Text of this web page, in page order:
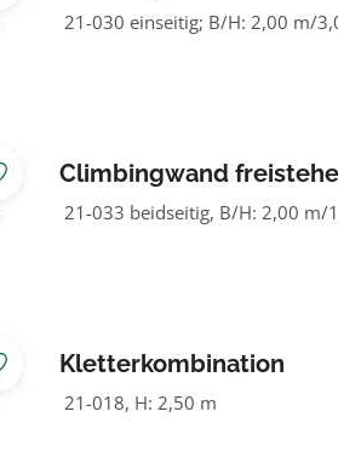
90°
21-030 einseitig; B/H: 2,00 m/
Climbingwand
90°/60°
21-033 beidseitig, B/H: 2,00 m/
Kletterkombination
21-018, H: 2,50 m